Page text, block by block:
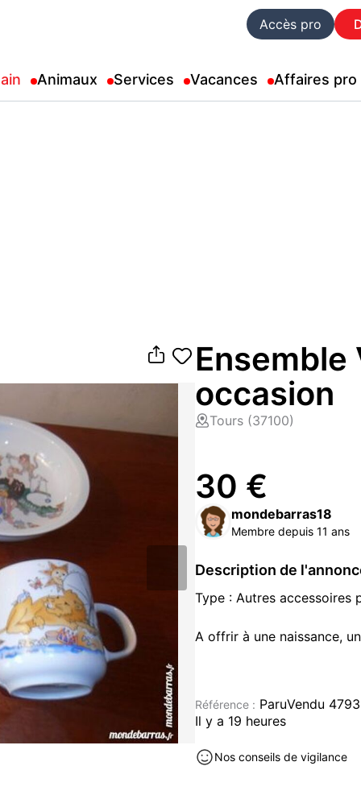
Accès pro
Animaux Services Vacances Affaires pro
occasion
Tours (37100)
30 €
mondebarras18
Membre depuis 11 ans
Description de
Type : Autres accessoires
A offrir à une naissance,
Dimensions :
Assiette plate : Diamètre
Référence : ParuVendu
Il y a 19 heures
Nos conseils de vigilance